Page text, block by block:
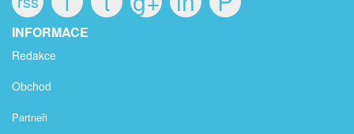
INFORMACE
Redakce
Obchod
Partneři